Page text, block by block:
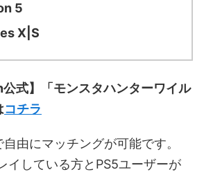
5
X|S
式】「モンスタハンターワイル
コチラ
由にマッチングが可能です。
イしている方とPS5ユーザーが